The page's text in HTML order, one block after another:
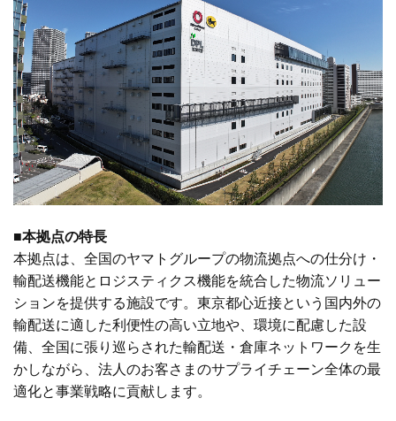
■本拠点の特長
本拠点は、全国のヤマトグループの物流拠点への仕分け・
輸配送機能とロジスティクス機能を統合した物流ソリュー
ションを提供する施設です。東京都心近接という国内外の
輸配送に適した利便性の高い立地や、環境に配慮した設
備、全国に張り巡らされた輸配送・倉庫ネットワークを生
かしながら、法人のお客さまのサプライチェーン全体の最
適化と事業戦略に貢献します。